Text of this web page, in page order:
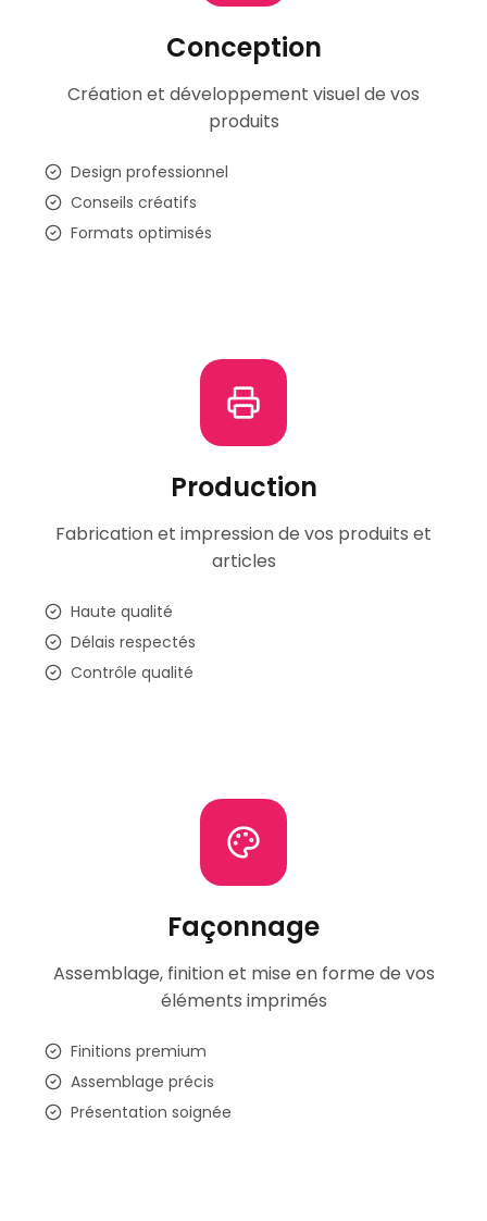
Conception
Création et développement visuel de vos
produits
Design professionnel
Conseils créatifs
Formats optimisés
Production
Fabrication et impression de vos produits et
articles
Haute qualité
Délais respectés
Contrôle qualité
Façonnage
Assemblage, finition et mise en forme de vos
éléments imprimés
Finitions premium
Assemblage précis
Présentation soignée